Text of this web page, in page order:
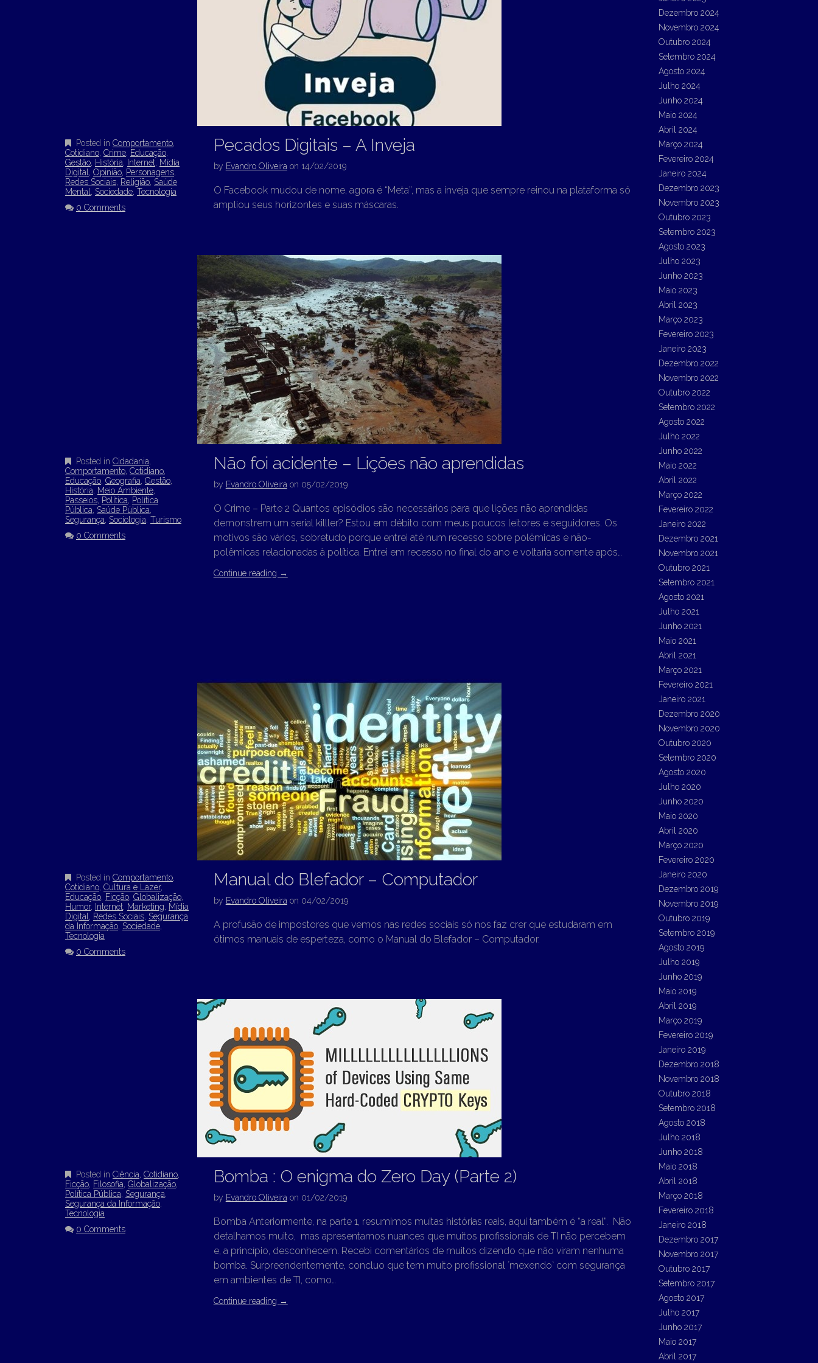
Posted in Comportamento
Cotidiano Crime Educação
Gestão História Internet Mídia
Digital
Opinião Personagens
Redes Sociais Religião Saúde
Mental
Sociedade Tecnologia
0 Comments
Pecados Digitais – A Inveja
by Evandro Oliveira on 14/02/2019
O Facebook mudou de nome, agora é “Meta”, mas a inveja que sempre reinou na plataforma só
ampliou seus horizontes e suas máscaras.
Posted in Cidadania
Comportamento Cotidiano
Educação Geografia Gestão
História
Meio Ambiente
Passeios Política
Política
Pública Saúde Pública
Segurança Sociologia Turismo
0 Comments
Não foi acidente – Lições não aprendidas
by Evandro Oliveira on 05/02/2019
O Crime – Parte 2 Quantos episódios são necessários para que lições não aprendidas
demonstrem um serial killler? Estou em débito com meus poucos leitores e seguidores. Os
motivos são vários, sobretudo porque entrei até num recesso sobre polêmicas e não-
polêmicas relacionadas à política. Entrei em recesso no final do ano e voltaria somente após…
Continue reading →
Posted in Comportamento
Cotidiano Cultura e Lazer,
Educação Ficção Globalização
Humor, Internet Marketing
Mídia
Digital
Redes Sociais Segurança
da Informação Sociedade
Tecnologia
0 Comments
Manual do Blefador – Computador
by Evandro Oliveira on 04/02/2019
A profusão de impostores que vemos nas redes sociais só nos faz crer que estudaram em
ótimos manuais de esperteza, como o Manual do Blefador – Computador.
Posted in Ciência Cotidiano
Ficção Filosofia Globalização
Política Pública Segurança
Segurança da Informação
Tecnologia
0 Comments
Bomba : O enigma do Zero Day (Parte 2)
by Evandro Oliveira on 01/02/2019
Bomba Anteriormente, na parte 1, resumimos muitas histórias reais, aqui também é “a real”. Não
detalhamos muito, mas apresentamos nuances que muitos profissionais de TI não percebem
e, a princípio, desconhecem. Recebi comentários de muitos dizendo que não viram nenhuma
bomba. Surpreendentemente, concluo que tem muito profissional ´mexendo` com segurança
em ambientes de TI, como…
Continue reading →
Dezembro 2024
Novembro 2024
Outubro 2024
Setembro 2024
Agosto 2024
Julho 2024
Junho 2024
Maio 2024
Abril 2024
Março 2024
Fevereiro 2024
Janeiro 2024
Dezembro 2023
Novembro 2023
Outubro 2023
Setembro 2023
Agosto 2023
Julho 2023
Junho 2023
Maio 2023
Abril 2023
Março 2023
Fevereiro 2023
Janeiro 2023
Dezembro 2022
Novembro 2022
Outubro 2022
Setembro 2022
Agosto 2022
Julho 2022
Junho 2022
Maio 2022
Abril 2022
Março 2022
Fevereiro 2022
Janeiro 2022
Dezembro 2021
Novembro 2021
Outubro 2021
Setembro 2021
Agosto 2021
Julho 2021
Junho 2021
Maio 2021
Abril 2021
Março 2021
Fevereiro 2021
Janeiro 2021
Dezembro 2020
Novembro 2020
Outubro 2020
Setembro 2020
Agosto 2020
Julho 2020
Junho 2020
Maio 2020
Abril 2020
Março 2020
Fevereiro 2020
Janeiro 2020
Dezembro 2019
Novembro 2019
Outubro 2019
Setembro 2019
Agosto 2019
Julho 2019
Junho 2019
Maio 2019
Abril 2019
Março 2019
Fevereiro 2019
Janeiro 2019
Dezembro 2018
Novembro 2018
Outubro 2018
Setembro 2018
Agosto 2018
Julho 2018
Junho 2018
Maio 2018
Abril 2018
Março 2018
Fevereiro 2018
Janeiro 2018
Dezembro 2017
Novembro 2017
Outubro 2017
Setembro 2017
Agosto 2017
Julho 2017
Junho 2017
Maio 2017
Abril 2017